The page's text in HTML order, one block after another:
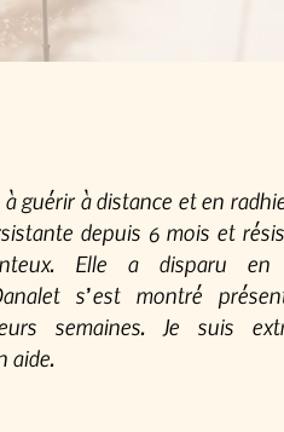
à guérir à distance et en
depuis 6 mois et
Elle a disparu en
s’est montré
semaines. Je suis
aide.